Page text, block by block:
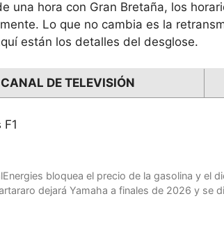
una hora con Gran Bretaña, los
Lo que no cambia es la
están los detalles del desglose.
CANAL DE TELEVISIÓN
bloquea el precio de la gasolina y el
dejará Yamaha a finales de 2026 y se